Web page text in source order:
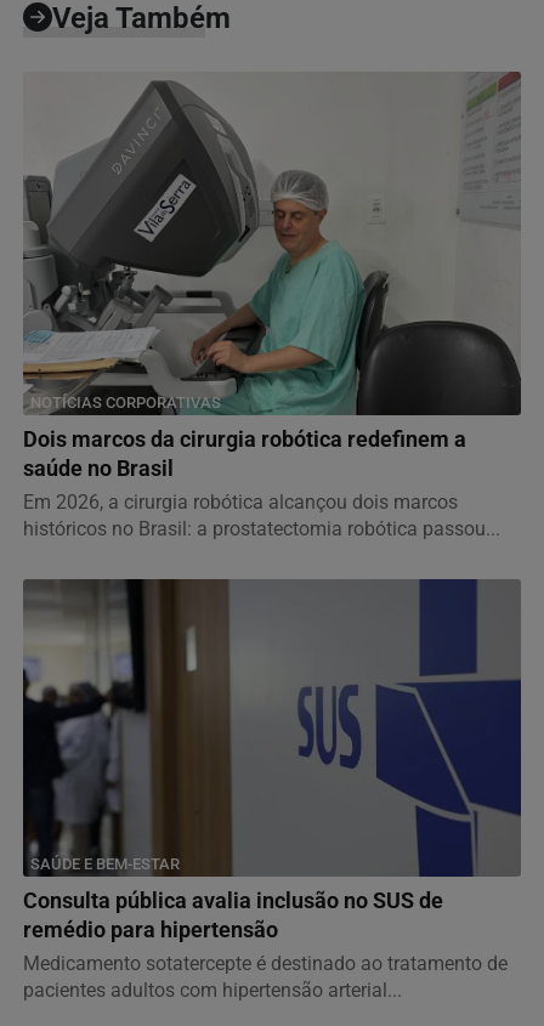
Veja Também
NOTÍCIAS CORPORATIVAS
Dois marcos da cirurgia robótica redefinem a
saúde no Brasil
Em 2026, a cirurgia robótica alcançou dois marcos
históricos no Brasil: a prostatectomia robótica passou...
SAÚDE E BEM-ESTAR
Consulta pública avalia inclusão no SUS de
remédio para hipertensão
Medicamento sotatercepte é destinado ao tratamento de
pacientes adultos com hipertensão arterial...